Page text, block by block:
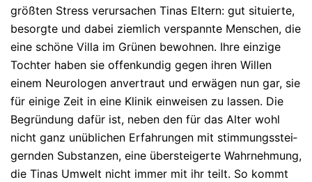
größten Stress verursa­chen Tinas Eltern: gut situierte,
besorgte und dabei ziemlich verspannte Menschen, die
eine schöne Villa im Grü­nen bewohnen. Ihre einzige
Toch­ter haben sie offenkundig gegen ihren Willen
einem Neurologen an­vertraut und erwägen nun gar, sie
für einige Zeit in eine Klinik ein­wei­sen zu lassen. Die
Begründung dafür ist, neben den für das Alter wohl
nicht ganz unüblichen Erfahrungen mit stimmungsstei­
gernden Sub­stan­zen, eine übersteigerte Wahrnehmung,
die Tinas Umwelt nicht immer mit ihr teilt. So kommt